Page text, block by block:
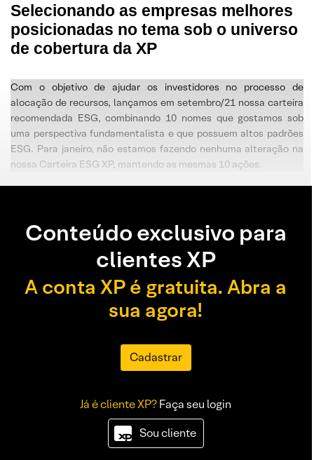
Selecionando as empresas melhores
posicionadas no tema sob o universo
de cobertura da XP
Com o objetivo de ajudar os investidores no processo de
alocação de recursos, lançamos em setembro/21 nossa carteira
recomendada ESG, combinando 10 nomes que gostamos sob
uma perspectiva fundamentalista e que possuem altos padrões
ESG. Para janeiro, não estamos fazendo nenhuma alteração na
nossa Carteira ESG XP, mantendo as mesmas 10 ações.
Conteúdo exclusivo para
clientes XP
A conta XP é gratuita. Abra a
sua agora!
Cadastrar
Já é cliente XP?Faça seu login
Sou cliente